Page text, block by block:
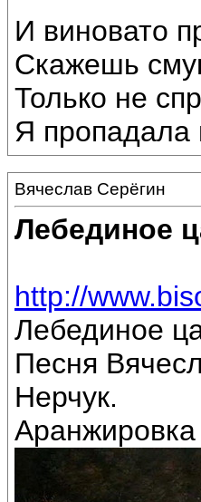
И виновато
Скажешь
Только не
Я пропадала
Вячеслав Серёгин
Лебединое
http://
Лебединое
Песня
Нерчук.